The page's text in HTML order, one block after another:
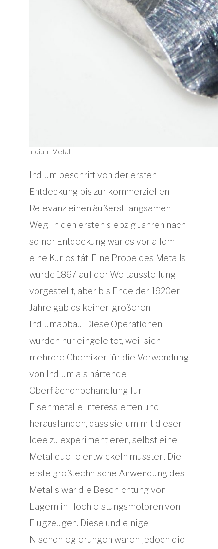
Indium Metall
Indium beschritt von der ersten
Entdeckung bis zur kommerziellen
Relevanz einen äußerst langsamen
Weg. In den ersten siebzig Jahren nach
seiner Entdeckung war es vor allem
eine Kuriosität. Eine Probe des Metalls
wurde 1867 auf der Weltausstellung
vorgestellt, aber bis Ende der 1920er
Jahre gab es keinen größeren
Indiumabbau. Diese Operationen
wurden nur eingeleitet, weil sich
mehrere Chemiker für die Verwendung
von Indium als härtende
Oberflächenbehandlung für
Eisenmetalle interessierten und
herausfanden, dass sie, um mit dieser
Idee zu experimentieren, selbst eine
Metallquelle entwickeln mussten. Die
erste großtechnische Anwendung des
Metalls war die Beschichtung von
Lagern in Hochleistungsmotoren von
Flugzeugen. Diese und einige
Nischenlegierungen waren jedoch die